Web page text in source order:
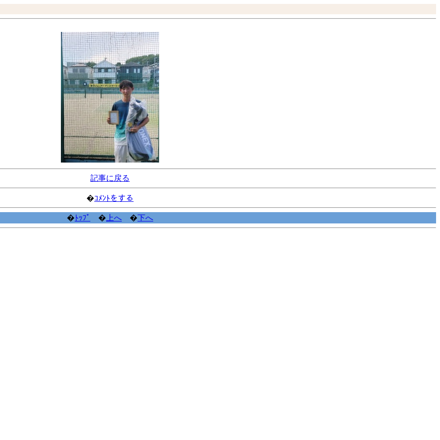
記事に戻る
�ｺﾒﾝﾄをする
� ﾄｯﾌﾟ � 上へ �下へ